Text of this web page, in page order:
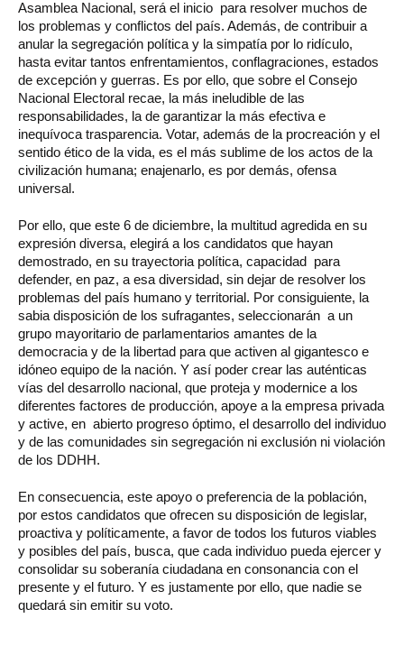
Asamblea Nacional, será el inicio para resolver muchos de
los problemas y conflictos del país. Además, de contribuir a
anular la segregación política y la simpatía por lo ridículo,
hasta evitar tantos enfrentamientos, conflagraciones, estados
de excepción y guerras. Es por ello, que sobre el Consejo
Nacional Electoral recae, la más ineludible de las
responsabilidades, la de garantizar la más efectiva e
inequívoca trasparencia. Votar, además de la procreación y el
sentido ético de la vida, es el más sublime de los actos de la
civilización humana; enajenarlo, es por demás, ofensa
universal.
Por ello, que este 6 de diciembre, la multitud agredida en su
expresión diversa, elegirá a los candidatos que hayan
demostrado, en su trayectoria política, capacidad para
defender, en paz, a esa diversidad, sin dejar de resolver los
problemas del país humano y territorial. Por consiguiente, la
sabia disposición de los sufragantes, seleccionarán a un
grupo mayoritario de parlamentarios amantes de la
democracia y de la libertad para que activen al gigantesco e
idóneo equipo de la nación. Y así poder crear las auténticas
vías del desarrollo nacional, que proteja y modernice a los
diferentes factores de producción, apoye a la empresa privada
y active, en abierto progreso óptimo, el desarrollo del individuo
y de las comunidades sin segregación ni exclusión ni violación
de los DDHH.
En consecuencia, este apoyo o preferencia de la población,
por estos candidatos que ofrecen su disposición de legislar,
proactiva y políticamente, a favor de todos los futuros viables
y posibles del país, busca, que cada individuo pueda ejercer y
consolidar su soberanía ciudadana en consonancia con el
presente y el futuro. Y es justamente por ello, que nadie se
quedará sin emitir su voto.